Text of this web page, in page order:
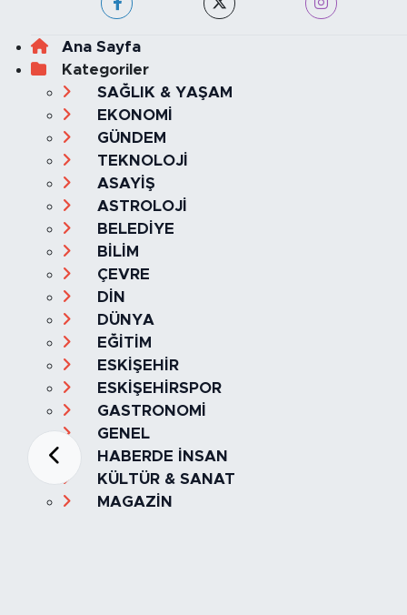
Ana Sayfa
Kategoriler
SAĞLIK & YAŞAM
EKONOMİ
GÜNDEM
TEKNOLOJİ
ASAYİŞ
ASTROLOJİ
BELEDİYE
BİLİM
ÇEVRE
DİN
DÜNYA
EĞİTİM
ESKİŞEHİR
ESKİŞEHİRSPOR
GASTRONOMİ
GENEL
HABERDE İNSAN
KÜLTÜR & SANAT
MAGAZİN